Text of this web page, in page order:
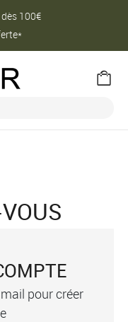
100€
pour créer